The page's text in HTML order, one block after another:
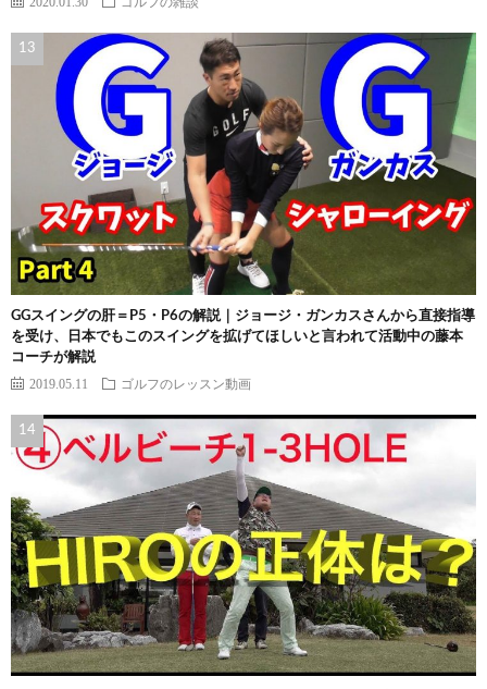
GGスイングの肝＝P5・P6の解説｜ジョージ・ガンカスさんから直接指導
を受け、日本でもこのスイングを拡げてほしいと言われて活動中の藤本
コーチが解説
2019.05.11 ゴルフのレッスン動画